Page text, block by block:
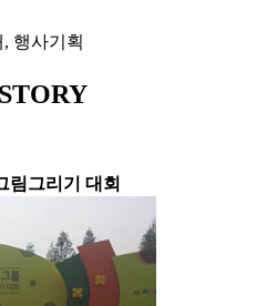
행사기획
림그리기 대회